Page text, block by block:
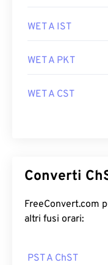
WET A IST
WET A PKT
WET A CST
Converti
FreeConvert.com
altri fusi orari:
PST A ChST